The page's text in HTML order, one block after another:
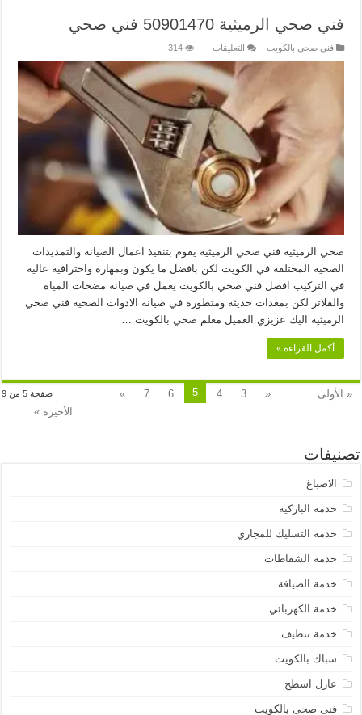
فني صحي الرميثية 50901470 فني صحي
فنى صحى بالكويت التعليقات
صحي
الرميثية
50901470
فني
صحي
مغلقة
314
صحي الرميثية فني صحي الرميثية يقوم بتنفيذ اعمال الصيانة والتمديدات
الصحية المختلفه في الكويت لكن بافضل ما يكون وبمهاره واحترافيه عاليه
في التركيب افضل فني صحي بالكويت يعمل في صيانة مضخات المياه
والفلاتر لكن بمعدات حديثه ومتطوره في صيانة الادوات الصحية فني صحي
الرميثية اليك عزيزي العميل معلم صحي بالكويت …
أكمل القراءة »
صفحة 5 من 9 « الأولى «
3
4
5
6
7
»
الأخيرة »
تصنيفات
الاصباغ
خدمة الباركيه
خدمة التسليك للمجاري
خدمة الشفاطات
خدمة الضيافة
خدمة الكهربائي
خدمة تنظيف
سباك بالكويت
عازل اسطح
فنى صحى بالكويت